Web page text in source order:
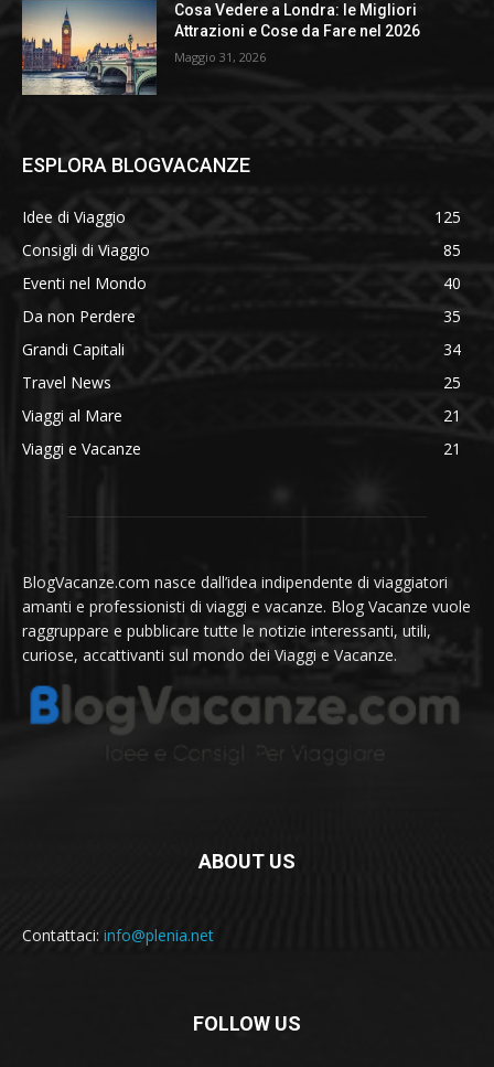
Cosa Vedere a Londra: le Migliori
Attrazioni e Cose da Fare nel 2026
Maggio 31, 2026
ESPLORA BLOGVACANZE
Idee di Viaggio
125
Consigli di Viaggio
85
Eventi nel Mondo
40
Da non Perdere
35
Grandi Capitali
34
Travel News
25
Viaggi al Mare
21
Viaggi e Vacanze
21
BlogVacanze.com nasce dall’idea indipendente di viaggiatori
amanti e professionisti di viaggi e vacanze. Blog Vacanze vuole
raggruppare e pubblicare tutte le notizie interessanti, utili,
curiose, accattivanti sul mondo dei Viaggi e Vacanze.
ABOUT US
Contattaci: info@plenia.net
FOLLOW US